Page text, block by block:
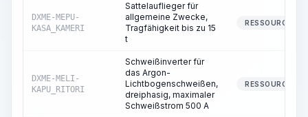
DXME-MEPU-
KASA_KAMERI
Sattelauflieger für
allgemeine Zwecke,
Tragfähigkeit bis zu 15
t
RESSOURCE
DXME-MELI-
KAPU_RITORI
Schweißinverter für
das Argon-
Lichtbogenschweißen,
dreiphasig, maximaler
Schweißstrom 500 A
RESSOURCE